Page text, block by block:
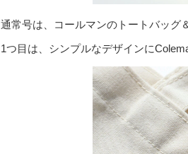
通常号は、コールマンのトートバッグ
1つ目は、シンプルなデザインに